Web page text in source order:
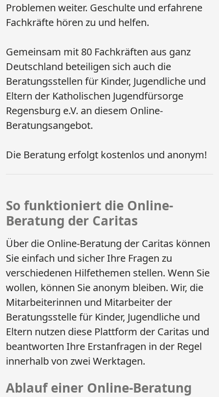
Problemen weiter. Geschulte und erfahrene
Fachkräfte hören zu und helfen.
Gemeinsam mit 80 Fachkräften aus ganz
Deutschland beteiligen sich auch die
Beratungsstellen für Kinder, Jugendliche und
Eltern der Katholischen Jugendfürsorge
Regensburg e.V. an diesem Online-
Beratungsangebot.
​​​​​​​​​​​​​​​​​​​​​Die Beratung erfolgt kostenlos und anonym!
So funktioniert die Online-
Beratung der Caritas
Über die Online-Beratung der Caritas können
Sie einfach und sicher Ihre Fragen zu
verschiedenen Hilfethemen stellen. Wenn Sie
wollen, können Sie anonym bleiben. Wir, die
Mitarbeiterinnen und Mitarbeiter der
Beratungsstelle für Kinder, Jugendliche und
Eltern nutzen diese Plattform der Caritas und
beantworten Ihre Erstanfragen in der Regel
innerhalb von zwei Werktagen.
Ablauf einer Online-Beratung